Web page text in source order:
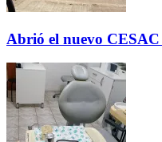
Abrió el nuevo